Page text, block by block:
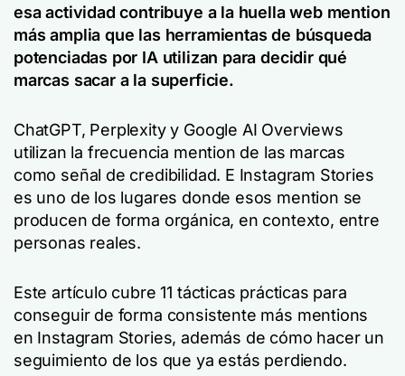
esa actividad contribuye a la huella web mention
más amplia que las herramientas de búsqueda
potenciadas por IA utilizan para decidir qué
marcas sacar a la superficie.
ChatGPT, Perplexity y Google AI Overviews
utilizan la frecuencia mention de las marcas
como señal de credibilidad. E Instagram Stories
es uno de los lugares donde esos mention se
producen de forma orgánica, en contexto, entre
personas reales.
Este artículo cubre 11 tácticas prácticas para
conseguir de forma consistente más mentions
en Instagram Stories, además de cómo hacer un
seguimiento de los que ya estás perdiendo.